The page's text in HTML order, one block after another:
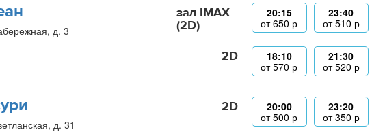
д. 3
зал IMAX
(2D)
20:15
от650 р
23:40
от510 р
2D
18:10
от570 р
21:30
от520 р
д. 31
2D
20:00
от500 р
23:20
от350 р